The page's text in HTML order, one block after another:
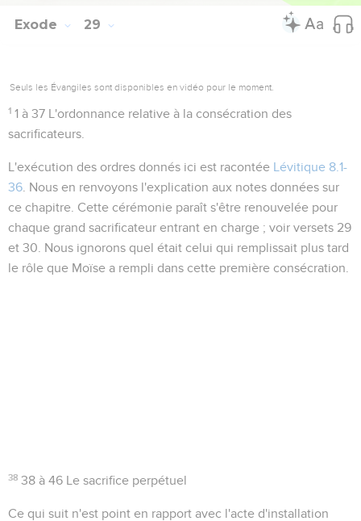
Exode 29
Seuls les Évangiles sont disponibles en vidéo pour le moment.
1 1 à 37 L'ordonnance relative à la consécration des
sacrificateurs.
L'exécution des ordres donnés ici est racontée Lévitique 8.1-
36 . Nous en renvoyons l'explication aux notes données sur
ce chapitre. Cette cérémonie paraît s'être renouvelée pour
chaque grand sacrificateur entrant en charge ; voir versets 29
et 30. Nous ignorons quel était celui qui remplissait plus tard
le rôle que Moïse a rempli dans cette première consécration.
38 38 à 46 Le sacrifice perpétuel
Ce qui suit n'est point en rapport avec l'acte d'installation